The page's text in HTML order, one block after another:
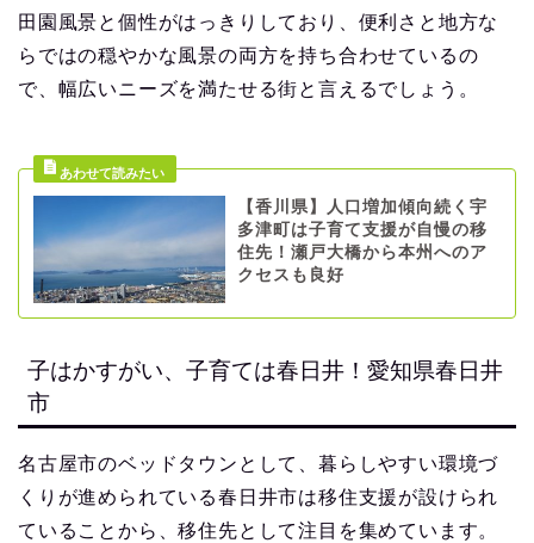
田園風景と個性がはっきりしており、便利さと地方な
らではの穏やかな風景の両方を持ち合わせているの
で、幅広いニーズを満たせる街と言えるでしょう。
【香川県】人口増加傾向続く宇
多津町は子育て支援が自慢の移
住先！瀬戸大橋から本州へのア
クセスも良好
子はかすがい、子育ては春日井！愛知県春日井
市
名古屋市のベッドタウンとして、暮らしやすい環境づ
くりが進められている春日井市は移住支援が設けられ
ていることから、移住先として注目を集めています。